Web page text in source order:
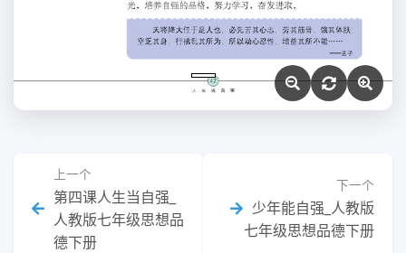
上一个
第四课人生当自强_
人教版七年级思想品
德下册
下一个
少年能自强_人教版
七年级思想品德下册